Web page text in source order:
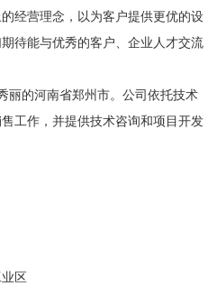
经营理念，以为客户提供更优的设
待能与优秀的客户、企业人才交流
丽的河南省郑州市。公司依托技术
工作，并提供技术咨询和项目开发
区